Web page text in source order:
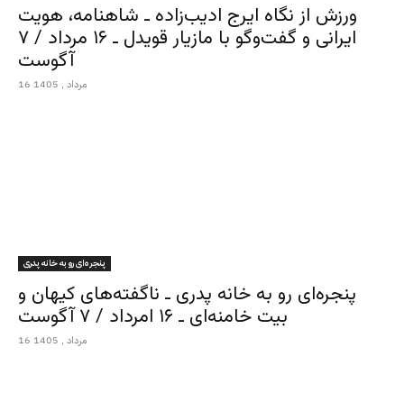
ورزش از نگاه ایرج ادیب‌زاده ـ شاهنامه، هویت
ایرانی و گفت‌وگو با مازیار قویدل ـ ۱۶ مرداد / ۷
آگوست
16 مرداد , 1405
پنجره‌ای رو به خانه پدری
پنجره‌ای رو به خانه پدری ـ ناگفته‌های کیهان و
بیت خامنه‌ای ـ ۱۶ امرداد / ۷ آگوست
16 مرداد , 1405